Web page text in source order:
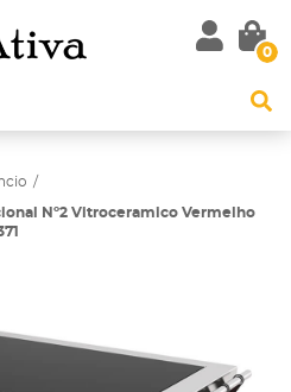
0
Nº2 Vitroceramico Vermelho